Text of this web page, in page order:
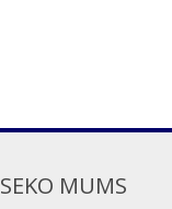
SEKO MUMS